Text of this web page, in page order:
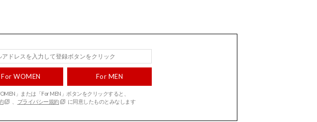
For WOMEN For MEN
」または「For MEN」ボタンをクリックすると、
プライバシー規約 に同意したものとみなします